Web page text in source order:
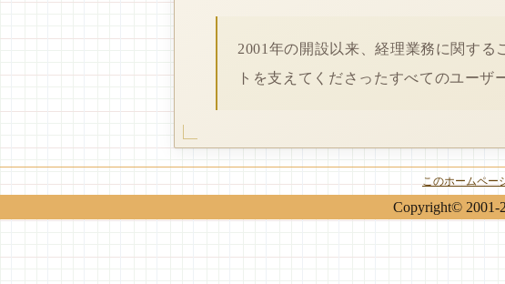
2001年の開設以来、経理業務に関す
トを支えてくださったすべてのユーザ
このホームペー
Copyright© 2001-